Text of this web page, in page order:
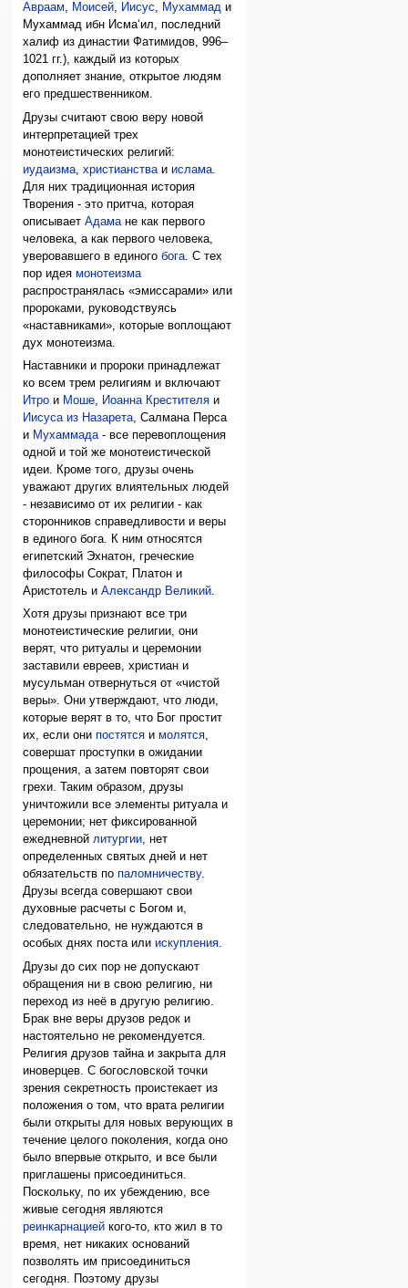
Авраам, Моисей, Иисус, Мухаммад и
Мухаммад ибн Исма‘ил, последний
халиф из династии Фатимидов, 996–
1021 гг.), каждый из которых
дополняет знание, открытое людям
его предшественником.
Друзы считают свою веру новой
интерпретацией трех
монотеистических религий:
иудаизма ,христианства иислама
Для них традиционная история
Творения - это притча, которая
описываетАдама не как первого
человека, а как первого человека,
уверовавшего в единогобога . С тех
пор идеямонотеизма
распространялась «эмиссарами» или
пророками, руководствуясь
«наставниками», которые воплощают
дух монотеизма.
Наставники и пророки принадлежат
ко всем трем религиям и включают
Итро и Моше, Иоанна Крестителя и
Иисуса из Назарета, Салмана Перса
и Мухаммада- все перевоплощения
одной и той же монотеистической
идеи. Кроме того, друзы очень
уважают других влиятельных людей
- независимо от их религии - как
сторонников справедливости и веры
в единого бога. К ним относятся
египетский Эхнатон, греческие
философы Сократ, Платон и
Аристотель иАлександр Великий.
Хотя друзы признают все три
монотеистические религии, они
верят, что ритуалы и церемонии
заставили евреев, христиан и
мусульман отвернуться от «чистой
веры». Они утверждают, что люди,
которые верят в то, что Бог простит
их, если онипостятся имолятся,
совершат проступки в ожидании
прощения, а затем повторят свои
грехи. Таким образом, друзы
уничтожили все элементы ритуала и
церемонии; нет фиксированной
ежедневнойлитургии, нет
определенных святых дней и нет
обязательств попаломничеству.
Друзы всегда совершают свои
духовные расчеты с Богом и,
следовательно, не нуждаются в
особых днях поста илиискупления.
Друзы до сих пор не допускают
обращения ни в свою религию, ни
переход из неё в другую религию.
Брак вне веры друзов редок и
настоятельно не рекомендуется.
Религия друзов тайна и закрыта для
иноверцев. С богословской точки
зрения секретность проистекает из
положения о том, что врата религии
были открыты для новых верующих в
течение целого поколения, когда оно
было впервые открыто, и все были
приглашены присоединиться.
Поскольку, по их убеждению, все
живые сегодня являются
реинкарнацией кого-то, кто жил в то
время, нет никаких оснований
позволять им присоединиться
сегодня. Поэтому друзы